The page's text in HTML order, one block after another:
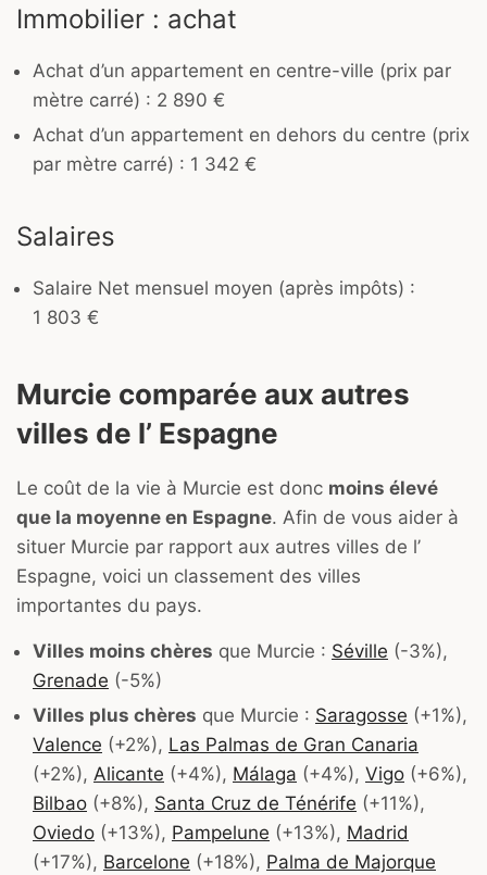
Immobilier : achat
Achat d’un appartement en centre-ville (prix par
mètre carré) : 2 890 €
Achat d’un appartement en dehors du centre (prix
par mètre carré) : 1 342 €
Salaires
Salaire Net mensuel moyen (après impôts) :
1 803 €
Murcie comparée aux autres
villes de l’ Espagne
Le coût de la vie à Murcie est donc moins élevé
que la moyenne en Espagne. Afin de vous aider à
situer Murcie par rapport aux autres villes de l’
Espagne, voici un classement des villes
importantes du pays.
Villes moins chères que Murcie : Séville (-3%),
Grenade (-5%)
Villes plus chères que Murcie : Saragosse (+1%),
Valence (+2%), Las Palmas de Gran Canaria
(+2%), Alicante (+4%), Málaga (+4%), Vigo (+6%),
Bilbao (+8%), Santa Cruz de Ténérife (+11%),
Oviedo (+13%), Pampelune (+13%), Madrid
(+17%), Barcelone (+18%), Palma de Majorque